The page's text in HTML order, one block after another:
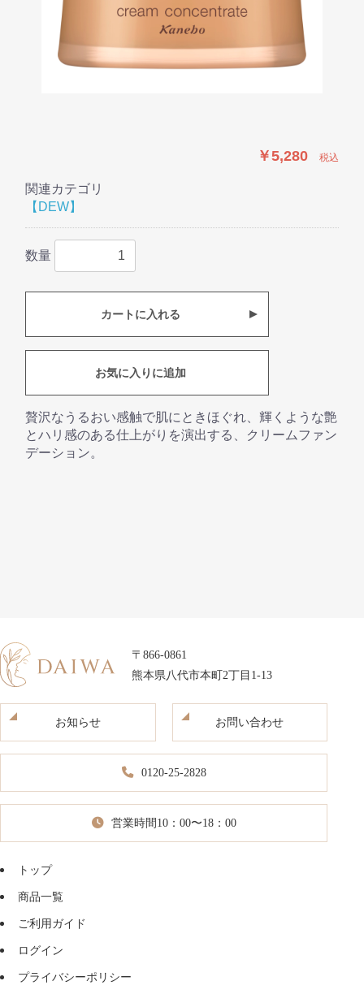
￥5,280 税込
関連カテゴリ
【DEW】
数量
カートに入れる
お気に入りに追加
贅沢なうるおい感触で肌にときほぐれ、輝くような艶
とハリ感のある仕上がりを演出する、クリームファン
デーション。
〒866-0861
熊本県八代市本町2丁目1-13
お知らせ お問い合わせ
0120-25-2828
営業時間10：00〜18：00
トップ
商品一覧
ご利用ガイド
ログイン
プライバシーポリシー